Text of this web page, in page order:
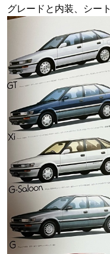
グレードと内装、シート